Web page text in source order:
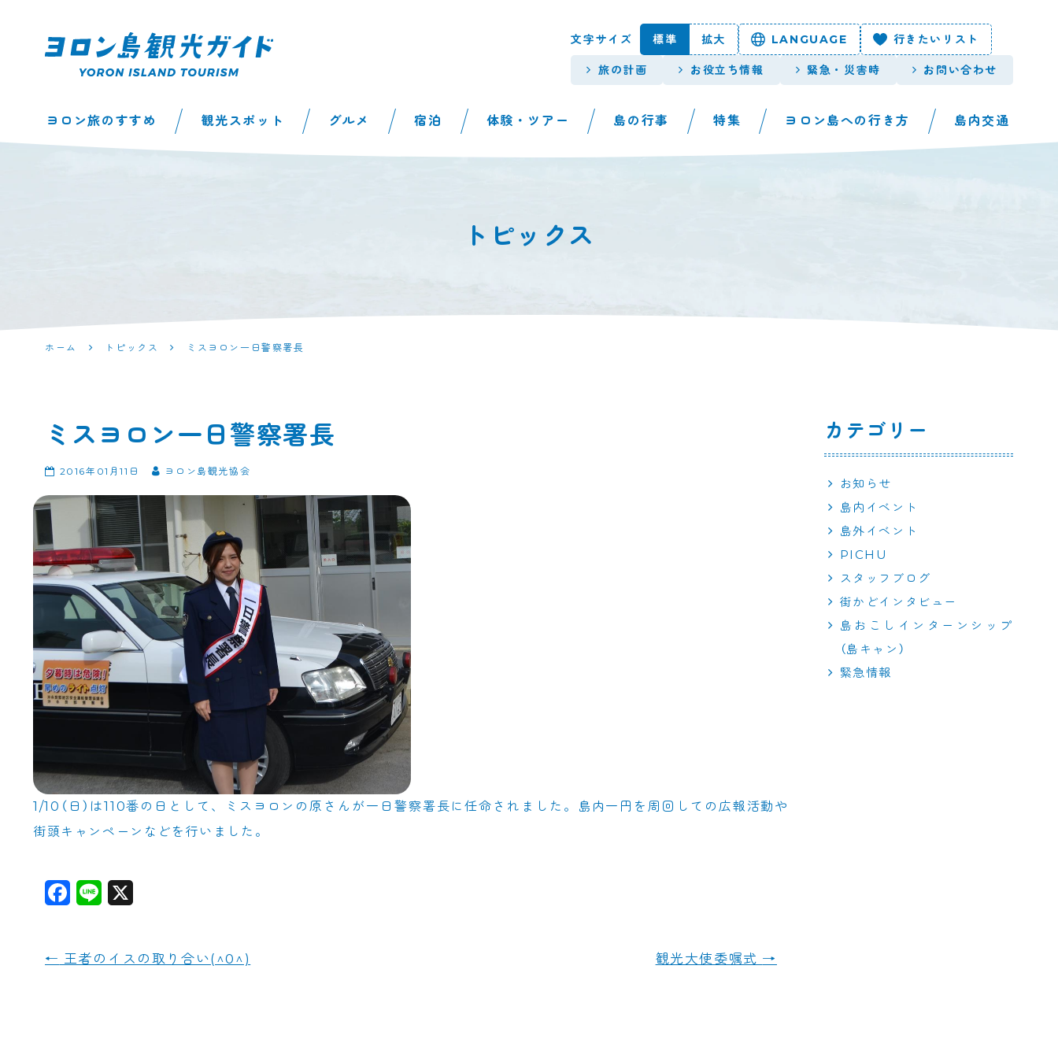
ド | 鹿児島県最南
文字サイズ 標準 拡大 LANGUAGE 行きたいリスト
旅の計画 お役立ち情報 緊急・災害時 お問い合わせ
ヨロン旅のすすめ 観光スポット グルメ 宿泊 体験・ツアー 島の行事 特集 ヨロン島への行き方 島内交通
トピックス
ホーム トピックス ミスヨロン一日警察署長
ミスヨロン一日警察署長
2016年01月11日 ヨロン島観光協会
1/10（日）は110番の日として、ミスヨロンの原さんが一日警察署長に任命されました。島内一円を周回しての広報活動や
街頭キャンペーンなどを行いました。
F
e
L
e
← 王者のイスの取り合い(^0^) 観光大使委嘱式 →
カテゴリー
お知らせ
島内イベント
島外イベント
PICHU
スタッフブログ
街かどインタビュー
島おこしインターンシップ
（島キャン）
緊急情報